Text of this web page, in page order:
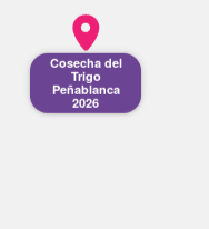
Cosecha del
Trigo
Peñablanca
2026